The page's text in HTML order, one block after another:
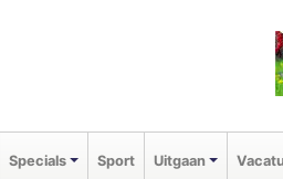
Specials Sport Uitgaan